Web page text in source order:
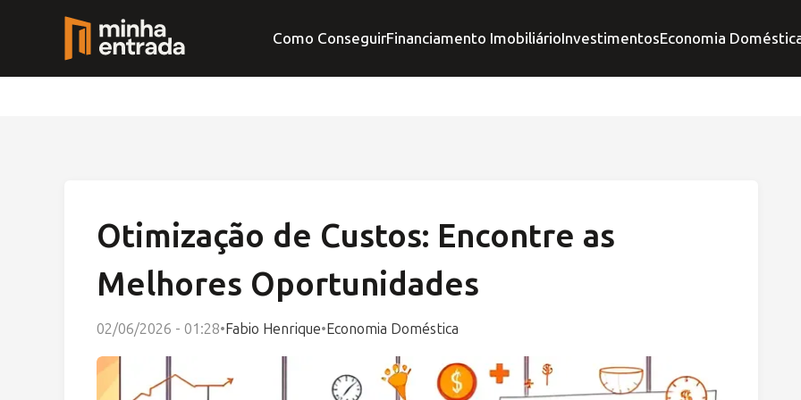
Como ConseguirFinanciamento ImobiliárioInvestimentosEconomia
Otimização de Custos: Encontre as
Melhores Oportunidades
02/06/2026 - 01:28•Fabio Henrique•Economia Doméstica